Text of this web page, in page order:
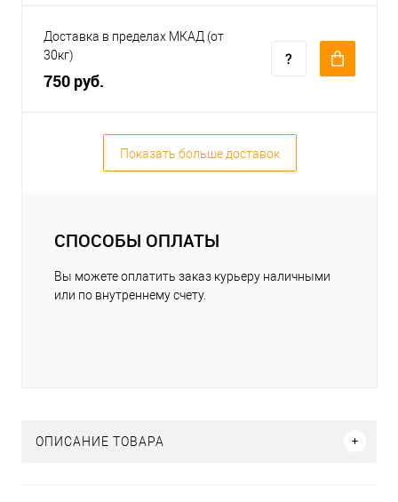
Доставка в пределах МКАД (от
30кг)
750 руб.
Показать больше доставок
СПОСОБЫ ОПЛАТЫ
Вы можете оплатить заказ курьеру наличными
или по внутреннему счету.
ОПИСАНИЕ ТОВАРА